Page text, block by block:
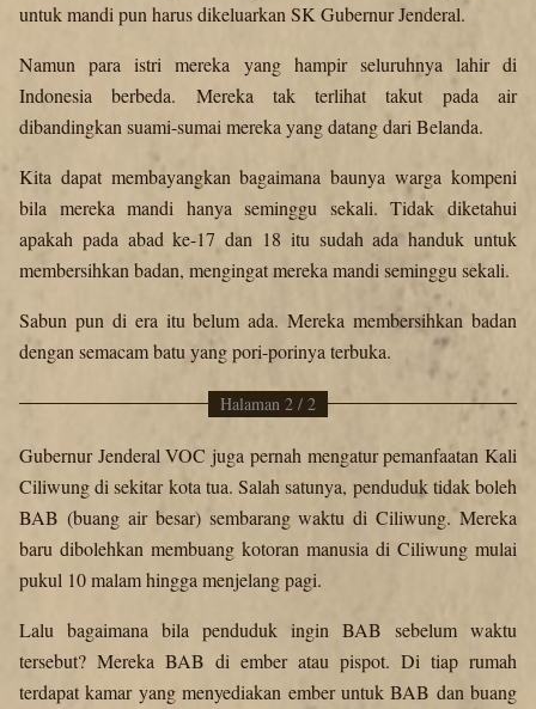
untuk mandi pun harus dikeluarkan SK Gubernur Jenderal.
Namun para istri mereka yang hampir seluruhnya lahir di
Indonesia berbeda. Mereka tak terlihat takut pada air
dibandingkan suami-sumai mereka yang datang dari Belanda.
Kita dapat membayangkan bagaimana baunya warga kompeni
bila mereka mandi hanya seminggu sekali. Tidak diketahui
apakah pada abad ke-17 dan 18 itu sudah ada handuk untuk
membersihkan badan, mengingat mereka mandi seminggu sekali.
Sabun pun di era itu belum ada. Mereka membersihkan badan
dengan semacam batu yang pori-porinya terbuka.
Halaman 2 / 2
Gubernur Jenderal VOC juga pernah mengatur pemanfaatan Kali
Ciliwung di sekitar kota tua. Salah satunya, penduduk tidak boleh
BAB (buang air besar) sembarang waktu di Ciliwung. Mereka
baru dibolehkan membuang kotoran manusia di Ciliwung mulai
pukul 10 malam hingga menjelang pagi.
Lalu bagaimana bila penduduk ingin BAB sebelum waktu
tersebut? Mereka BAB di ember atau pispot. Di tiap rumah
terdapat kamar yang menyediakan ember untuk BAB dan buang